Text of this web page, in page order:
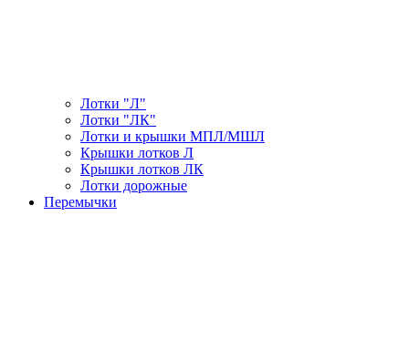
Лотки "Л"
Лотки "ЛК"
Лотки и крышки МПЛ/МШЛ
Крышки лотков Л
Крышки лотков ЛК
Лотки дорожные
Перемычки